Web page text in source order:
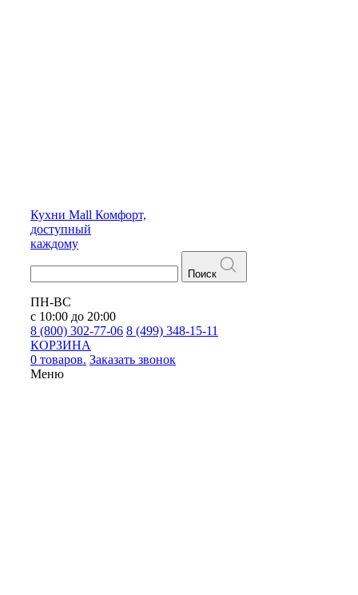
Кухни Mall Комфорт,
доступный
каждому
Поиск
ПН-ВС
с 10:00 до 20:00
8 (800) 302-77-06 8 (499) 348-15-11
КОРЗИНА
0 товаров. Заказать звонок
Меню